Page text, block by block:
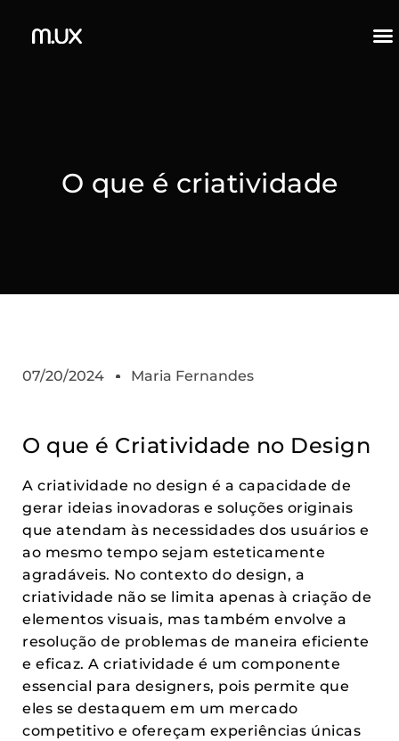
O que é criatividade
07/20/2024 Maria Fernandes
O que é Criatividade no Design
A criatividade no design é a capacidade de
gerar ideias inovadoras e soluções originais
que atendam às necessidades dos usuários e
ao mesmo tempo sejam esteticamente
agradáveis. No contexto do design, a
criatividade não se limita apenas à criação de
elementos visuais, mas também envolve a
resolução de problemas de maneira eficiente
e eficaz. A criatividade é um componente
essencial para designers, pois permite que
eles se destaquem em um mercado
competitivo e ofereçam experiências únicas